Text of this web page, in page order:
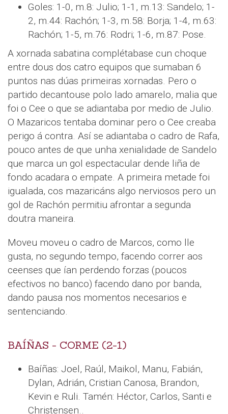
Goles: 1-0, m.8: Julio; 1-1, m.13: Sandelo; 1-
2, m.44: Rachón; 1-3, m.58: Borja; 1-4, m.63:
Rachón; 1-5, m.76: Rodri; 1-6, m.87: Pose.
A xornada sabatina complétabase cun choque
entre dous dos catro equipos que sumaban 6
puntos nas dúas primeiras xornadas. Pero o
partido decantouse polo lado amarelo, malia que
foi o Cee o que se adiantaba por medio de Julio.
O Mazaricos tentaba dominar pero o Cee creaba
perigo á contra. Así se adiantaba o cadro de Rafa,
pouco antes de que unha xenialidade de Sandelo
que marca un gol espectacular dende liña de
fondo acadara o empate. A primeira metade foi
igualada, cos mazaricáns algo nerviosos pero un
gol de Rachón permitiu afrontar a segunda
doutra maneira.
Moveu moveu o cadro de Marcos, como lle
gusta, no segundo tempo, facendo correr aos
ceenses que ían perdendo forzas (poucos
efectivos no banco) facendo dano por banda,
dando pausa nos momentos necesarios e
sentenciando.
BAÍÑAS - CORME (2-1)
Baíñas: Joel, Raúl, Maikol, Manu, Fabián,
Dylan, Adrián, Cristian Canosa, Brandon,
Kevin e Ruli. Tamén: Héctor, Carlos, Santi e
Christensen..